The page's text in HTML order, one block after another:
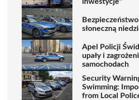
słoneczną
Apel Policji
upały i
samochodach
Security
Swimming:
from Local